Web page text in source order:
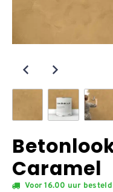
Caramel
Voor 16.00 uur